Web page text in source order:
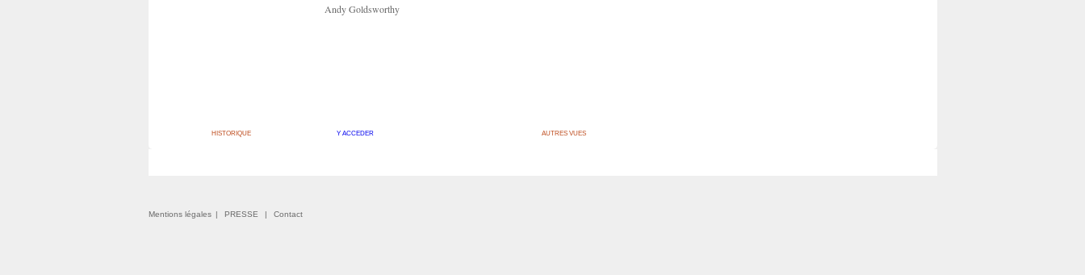
Andy Goldsworthy
HISTORIQUE Y ACCEDER AUTRES VUES
Mentions légales | PRESSE | Contact